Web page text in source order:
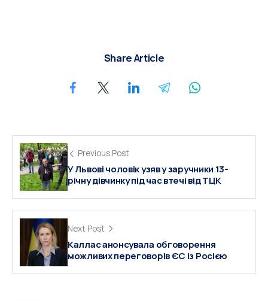
Share Article
Previous Post
У Львові чоловік узяв у заручники 13-
річну дівчинку під час втечі від ТЦК
Next Post
Каллас анонсувала обговорення
можливих переговорів ЄС із Росією